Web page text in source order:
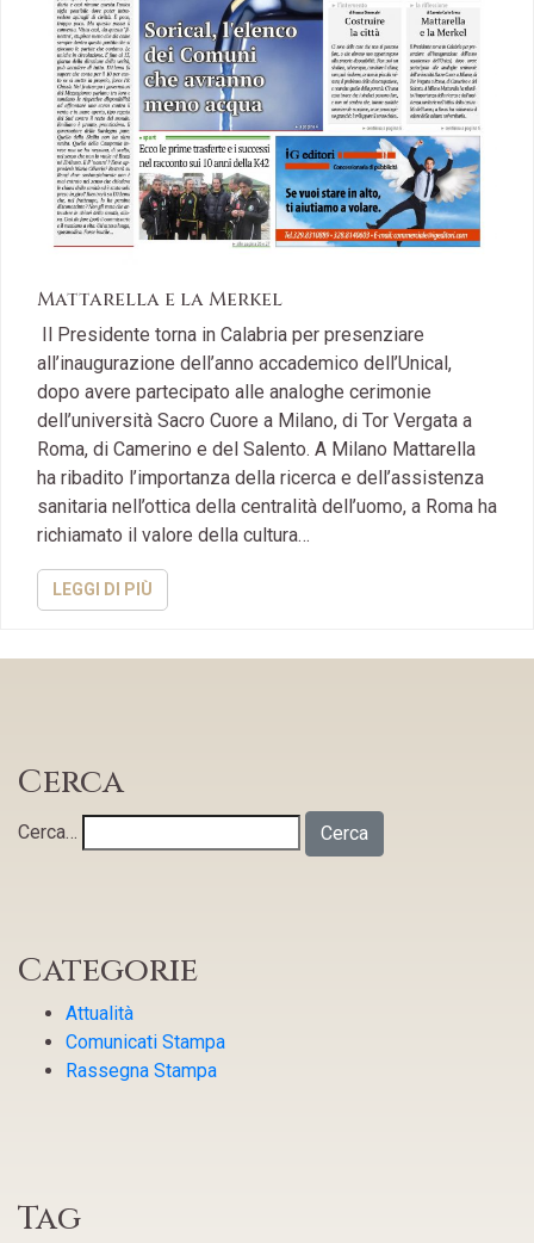
Mattarella e la Merkel
Il Presidente torna in Calabria per presenziare
all’inaugurazione dell’anno accademico dell’Unical,
dopo avere partecipato alle analoghe cerimonie
dell’università Sacro Cuore a Milano, di Tor Vergata a
Roma, di Camerino e del Salento. A Milano Mattarella
ha ribadito l’importanza della ricerca e dell’assistenza
sanitaria nell’ottica della centralità dell’uomo, a Roma ha
richiamato il valore della cultura…
LEGGI DI PIÙ
Cerca
Cerca…
Categorie
Attualità
Comunicati Stampa
Rassegna Stampa
Tag